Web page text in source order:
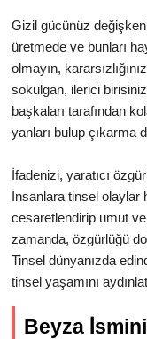
Gizil gücünüz
üretmede ve bunları
olmayın,
sokulgan, ilerici
başkaları tarafından
yanları bulup çıkarma
İfadenizi, yaratıcı
İnsanlara tinsel olaylar
cesaretlendirip umut
zamanda, özgürlüğü
Tinsel dünyanızda
tinsel yaşamını
Beyza